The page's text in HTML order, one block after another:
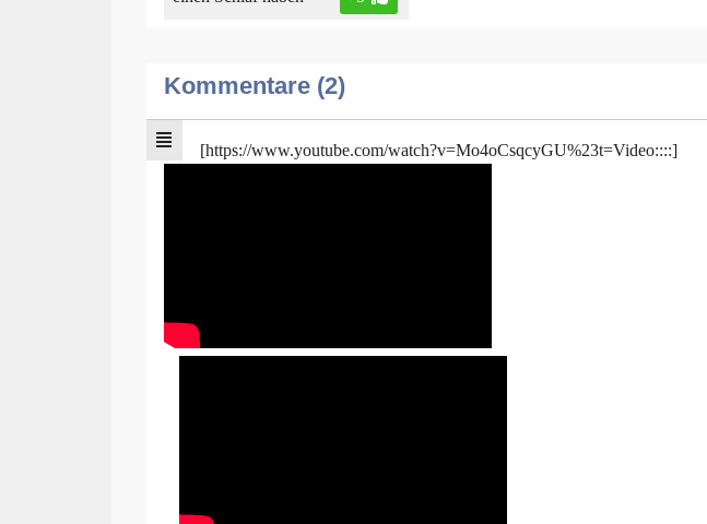
Kommentare (2)
[https://www.youtube.com/watch?v=Mo4oCsqcyGU%23t=Video::::]